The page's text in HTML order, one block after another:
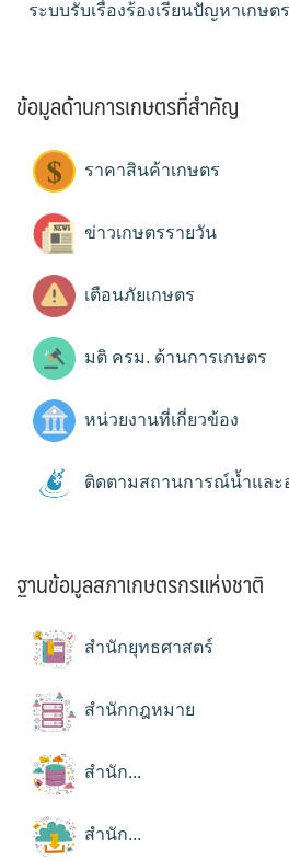
ระบบรับเรื่องร้องเรียนปัญหาเกษต
ข้อมูลด้านการเกษตรที่สำคัญ
ราคาสินค้าเกษตร
ข่าวเกษตรรายวัน
เตือนภัยเกษตร
มติ ครม. ด้านการเกษตร
หน่วยงานที่เกี่ยวข้อง
ติดตามสถานการณ์น้ำและ
ฐานข้อมูลสภาเกษตรกรแห่งชาติ
สำนักยุทธศาสตร์
สำนักกฎหมาย
สำนัก...
สำนัก...